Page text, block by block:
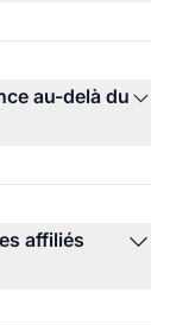
au-delà du
affiliés